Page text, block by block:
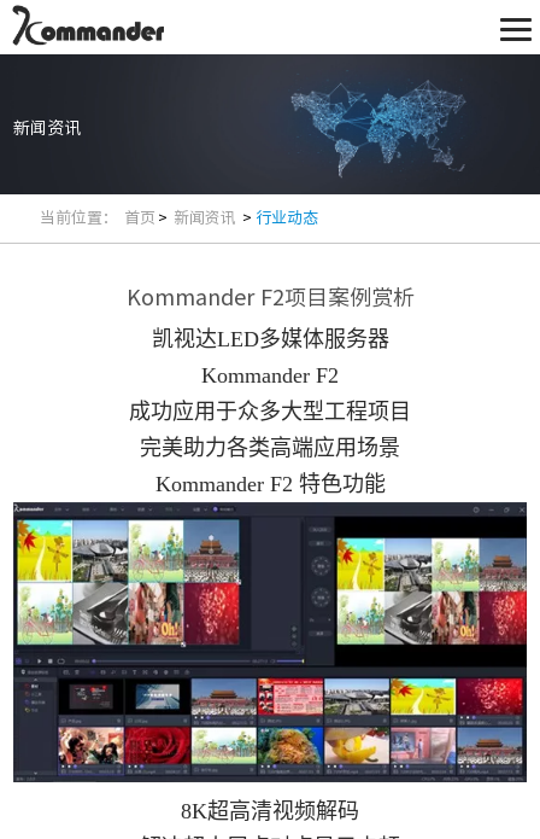
新闻资讯
当前位置： 首页 > 新闻资讯 > 行业动态
Kommander F2项目案例赏析
凯视达LED多媒体服务器
Kommander F2
成功应用于众多大型工程项目
完美助力各类高端应用场景
Kommander F2 特色功能
8K超高清视频解码